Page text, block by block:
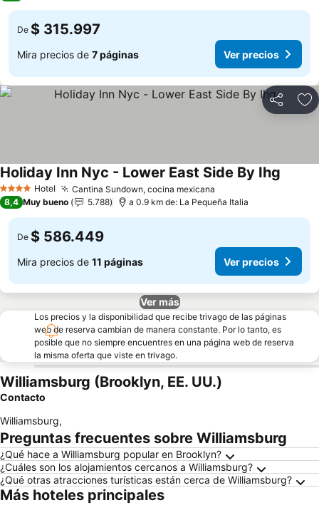
De $ 315.997
Mira precios de 7 páginas Ver precios
Compartir
4 EstrellasHotel Cantina Sundown, cocina mexicana
Holiday Inn Nyc - Lower East Side By Ihg
8,4 Muy bueno 5.788 a 0.9 km de: La Pequeña Italia
De $ 586.449
Mira precios de 11 páginas Ver precios
Ver más
Los precios y la disponibilidad que recibe trivago de las páginas
web de reserva cambian de manera constante. Por lo tanto, es
posible que no siempre encuentres en una página web de reserva
la misma oferta que viste en trivago.
Williamsburg (Brooklyn, EE. UU.)
Contacto
Williamsburg,
Preguntas frecuentes sobre Williamsburg
¿Qué hace a Williamsburg popular en Brooklyn?
¿Cuáles son los alojamientos cercanos a Williamsburg?
¿Qué otras atracciones turísticas están cerca de Williamsburg?
Más hoteles principales